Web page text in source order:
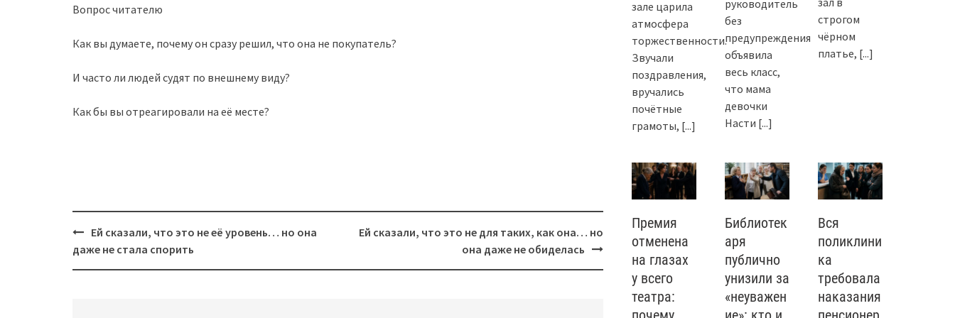
Вопрос читателю
Как вы думаете, почему он сразу решил, что она не покупатель?
И часто ли людей судят по внешнему виду?
Как бы вы отреагировали на её месте?
Post
navigation
Ей сказали, что это не её уровень… но она
даже не стала спорить
Ей сказали, что это не для таких, как она… но
она даже не обиделась
зале царила
атмосфера
торжественности.
Звучали
поздравления,
вручались
почётные
грамоты, [...]
руководитель
без
предупреждения
объявила
весь класс,
что мама
девочки
Насти [...]
строгом
чёрном
платье, [...]
Премия
отменена
на глазах
у всего
театра:
Библиотек
аря
публично
унизили за
«неуважен
Вся
поликлини
ка
требовала
наказания